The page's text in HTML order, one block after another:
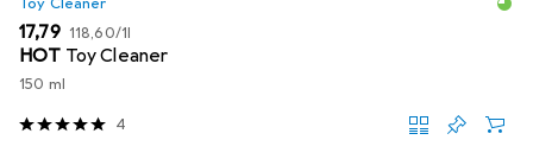
EUR
17,79 EUR
118,60/1l
HOT Toy Cleaner
150 ml
4